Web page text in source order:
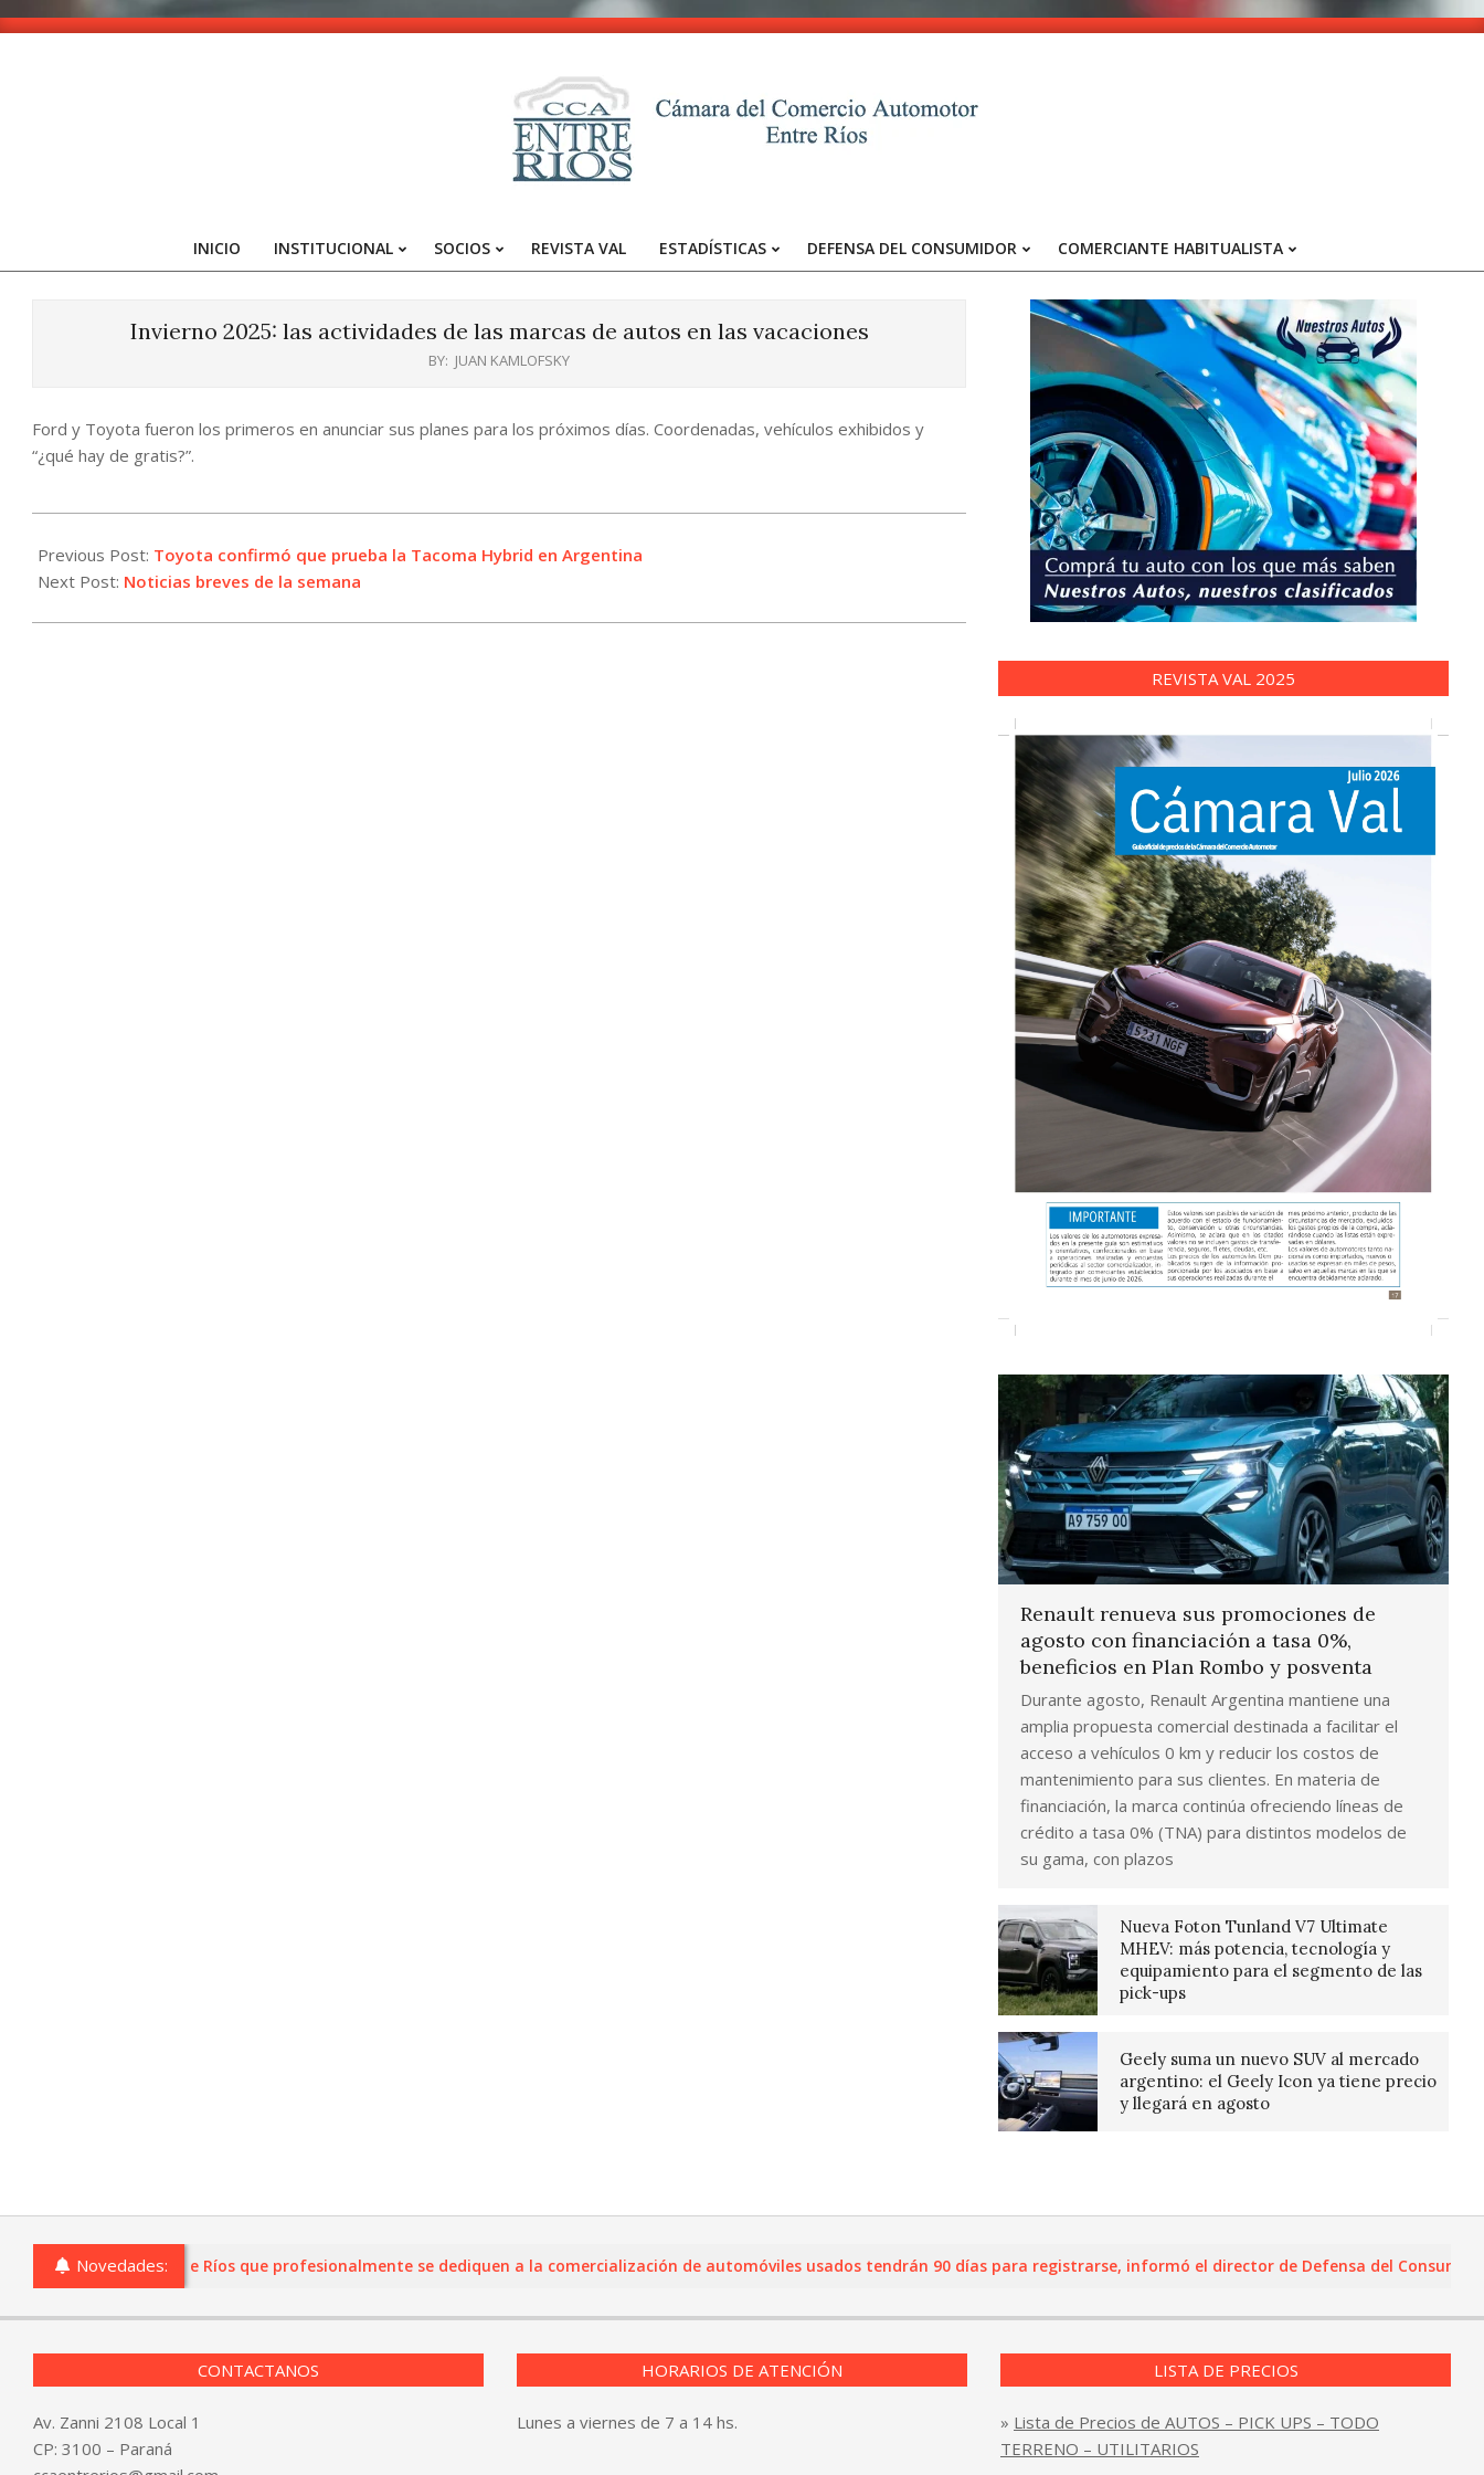
Skip
-
Entre
Primary
INICIO INSTITUCIONAL SOCIOS REVISTA VAL ESTADÍSTICAS DEFENSA DEL CONSUMIDOR COMERCIANTE HABITUALISTA
Invierno 2025: las actividades de las marcas de autos en las vacaciones
BY: JUAN KAMLOFSKY
Ford y Toyota fueron los primeros en anunciar sus planes para los próximos días. Coordenadas, vehículos exhibidos y
“¿qué hay de gratis?”.
07-
18
Previous Post: Toyota confirmó que prueba la Tacoma Hybrid en Argentina
Next Post: Noticias breves de la semana
REVISTA VAL 2025
Renault renueva sus promociones de
agosto con financiación a tasa 0%,
beneficios en Plan Rombo y posventa
Durante agosto, Renault Argentina mantiene una
amplia propuesta comercial destinada a facilitar el
acceso a vehículos 0 km y reducir los costos de
mantenimiento para sus clientes. En materia de
financiación, la marca continúa ofreciendo líneas de
crédito a tasa 0% (TNA) para distintos modelos de
su gama, con plazos
Nueva Foton Tunland V7 Ultimate
MHEV: más potencia, tecnología y
equipamiento para el segmento de las
pick-ups
Geely suma un nuevo SUV al mercado
argentino: el Geely Icon ya tiene precio
y llegará en agosto
Novedades:
o comercios de Entre Ríos que profesionalmente se dediquen a la comercialización de automóviles usados tendrán 90 días para registrarse, informó el director de Defensa del Consumidor
CONTACTANOS
Av. Zanni 2108 Local 1
CP: 3100 – Paraná
HORARIOS DE ATENCIÓN
Lunes a viernes de 7 a 14 hs.
LISTA DE PRECIOS
» Lista de Precios de AUTOS – PICK UPS – TODO
TERRENO – UTILITARIOS